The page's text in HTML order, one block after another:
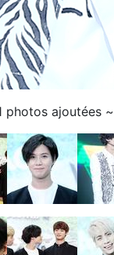
photos ajoutées ~